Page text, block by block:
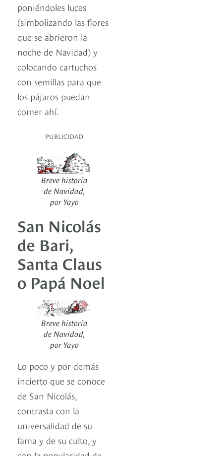
poniéndoles luces
(simbolizando las flores
que se abrieron la
noche de Navidad) y
colocando cartuchos
con semillas para que
los pájaros puedan
comer ahí.
PUBLICIDAD
Breve historia
de Navidad,
por Yayo
San Nicolás
de Bari,
Santa Claus
o Papá Noel
Breve historia
de Navidad,
por Yayo
Lo poco y por demás
incierto que se conoce
de San Nicolás,
contrasta con la
universalidad de su
fama y de su culto, y